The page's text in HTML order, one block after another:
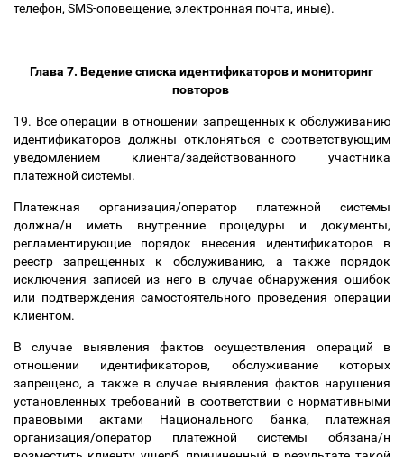
телефон, SMS-оповещение, электронная почта, иные).
Глава 7. Ведение списка идентификаторов и мониторинг
повторов
19. Все операции в отношении запрещенных к обслуживанию
идентификаторов должны отклоняться с соответствующим
уведомлением клиента/задействованного участника
платежной системы.
Платежная организация/оператор платежной системы
должна/н иметь внутренние процедуры и документы,
регламентирующие порядок внесения идентификаторов в
реестр запрещенных к обслуживанию, а также порядок
исключения записей из него в случае обнаружения ошибок
или подтверждения самостоятельного проведения операции
клиентом.
В случае выявления фактов осуществления операций в
отношении идентификаторов, обслуживание которых
запрещено, а также в случае выявления фактов нарушения
установленных требований в соответствии с нормативными
правовыми актами Национального банка, платежная
организация/оператор платежной системы обязана/н